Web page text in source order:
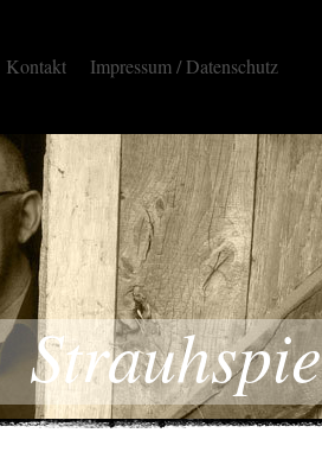
Kontakt Impressum / Datenschutz